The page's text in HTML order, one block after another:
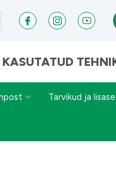
KASUTATUD
Tarvikud ja